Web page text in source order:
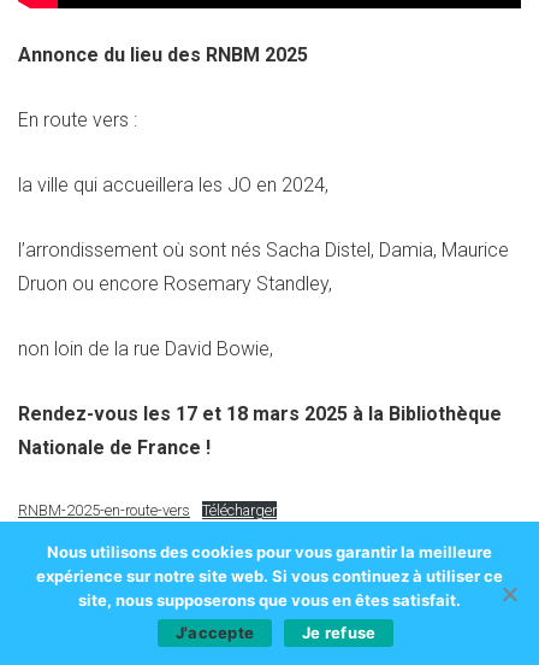
Annonce du lieu des RNBM 2025
En route vers :
la ville qui accueillera les JO en 2024,
l’arrondissement où sont nés Sacha Distel, Damia, Maurice
Druon ou encore Rosemary Standley,
non loin de la rue David Bowie,
Rendez-vous les 17 et 18 mars 2025 à la Bibliothèque
Nationale de France !
RNBM-2025-en-route-vers Télécharger
Nous utilisons des cookies pour vous garantir la meilleure
expérience sur notre site web. Si vous continuez à utiliser ce
site, nous supposerons que vous en êtes satisfait.
J'accepte
Je refuse